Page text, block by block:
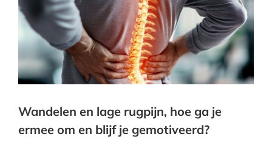
Wandelen en lage rugpijn, hoe ga je
ermee om en blijf je gemotiveerd?